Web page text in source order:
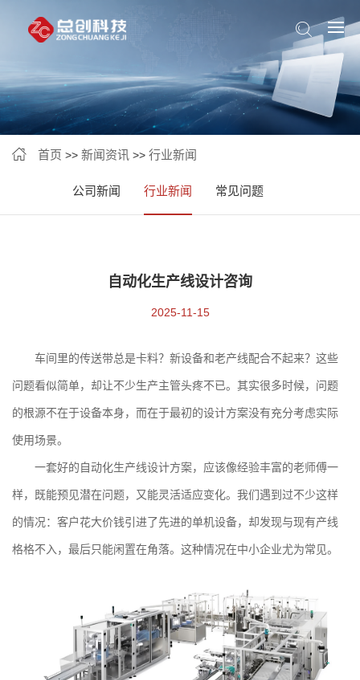
首页 >> 新闻资讯 >> 行业新闻
公司新闻 行业新闻 常见问题
自动化生产线设计咨询
2025-11-15
车间里的传送带总是卡料？新设备和老产线配合不起来？这些
问题看似简单，却让不少生产主管头疼不已。其实很多时候，问题
的根源不在于设备本身，而在于最初的设计方案没有充分考虑实际
使用场景。
一套好的自动化生产线设计方案，应该像经验丰富的老师傅一
样，既能预见潜在问题，又能灵活适应变化。我们遇到过不少这样
的情况：客户花大价钱引进了先进的单机设备，却发现与现有产线
格格不入，最后只能闲置在角落。这种情况在中小企业尤为常见。